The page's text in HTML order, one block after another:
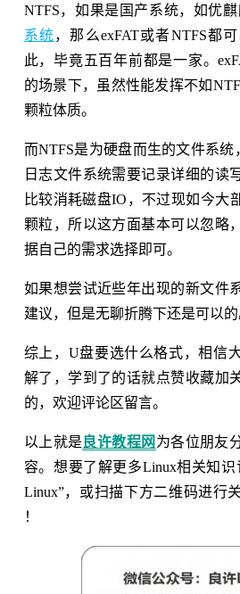
NTFS，如果是国产系统，如优
系统，那么exFAT或者NTFS都
此，毕竟五百年前都是一家。
的场景下，虽然性能发挥不如
颗粒体质。
而NTFS是为硬盘而生的文件系
日志文件系统需要记录详细的读
比较消耗磁盘IO，不过现如今大
颗粒，所以这方面基本可以忽略
据自己的需求选择即可。
如果想尝试近些年出现的新文件
建议，但是无聊折腾下还是可以的
综上，U盘要选什么格式，相信
解了，学到了的话就点赞收藏加
的，欢迎评论区留言。
以上就是 良许教程网 为各位朋友
容。想要了解更多Linux相关知
Linux”，或扫描下方二维码进行
！